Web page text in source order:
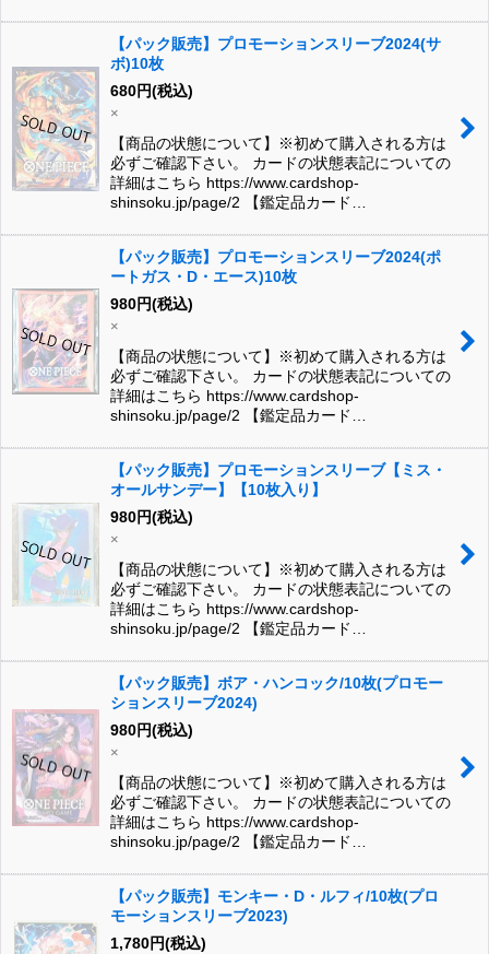
【パック販売】プロモーションスリーブ2024(サ
ボ)10枚
680円(税込)
×
【商品の状態について】※初めて購入される方は
必ずご確認下さい。 カードの状態表記についての
詳細はこちら https://www.cardshop-
shinsoku.jp/page/2 【鑑定品カード…
【パック販売】プロモーションスリーブ2024(ポ
ートガス・D・エース)10枚
980円(税込)
×
【商品の状態について】※初めて購入される方は
必ずご確認下さい。 カードの状態表記についての
詳細はこちら https://www.cardshop-
shinsoku.jp/page/2 【鑑定品カード…
【パック販売】プロモーションスリーブ【ミス・
オールサンデー】【10枚入り】
980円(税込)
×
【商品の状態について】※初めて購入される方は
必ずご確認下さい。 カードの状態表記についての
詳細はこちら https://www.cardshop-
shinsoku.jp/page/2 【鑑定品カード…
【パック販売】ボア・ハンコック/10枚(プロモー
ションスリーブ2024)
980円(税込)
×
【商品の状態について】※初めて購入される方は
必ずご確認下さい。 カードの状態表記についての
詳細はこちら https://www.cardshop-
shinsoku.jp/page/2 【鑑定品カード…
【パック販売】モンキー・D・ルフィ/10枚(プロ
モーションスリーブ2023)
1,780円(税込)